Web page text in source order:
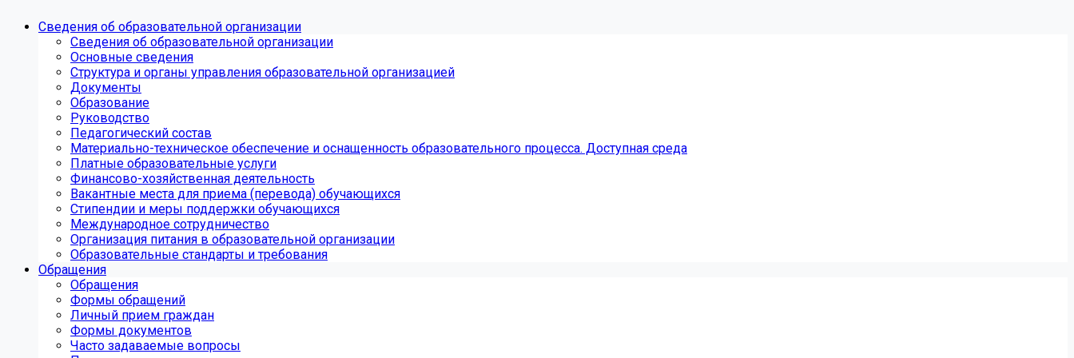
Сведения об образовательной организации
Сведения об образовательной организации
Основные сведения
Структура и органы управления образовательной организацией
Документы
Образование
Руководство
Педагогический состав
Материально-техническое обеспечение и оснащенность образовательного процесса. Доступная среда
Платные образовательные услуги
Финансово-хозяйственная деятельность
Вакантные места для приема (перевода) обучающихся
Стипендии и меры поддержки обучающихся
Международное сотрудничество
Организация питания в образовательной организации
Образовательные стандарты и требования
Обращения
Обращения
Формы обращений
Личный прием граждан
Формы документов
Часто задаваемые вопросы